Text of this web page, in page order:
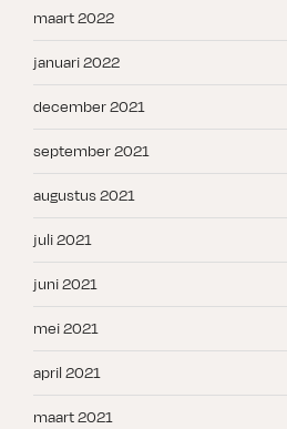
maart 2022
januari 2022
december 2021
september 2021
augustus 2021
juli 2021
juni 2021
mei 2021
april 2021
maart 2021